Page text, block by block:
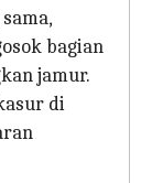
bagian
jamur.
di